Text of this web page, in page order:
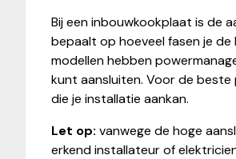
Bij een inbouwkookplaat is de
bepaalt op hoeveel fasen je
modellen hebben
kunt aansluiten. Voor de
die je installatie aankan.
Let op: vanwege de hoge
erkend installateur of